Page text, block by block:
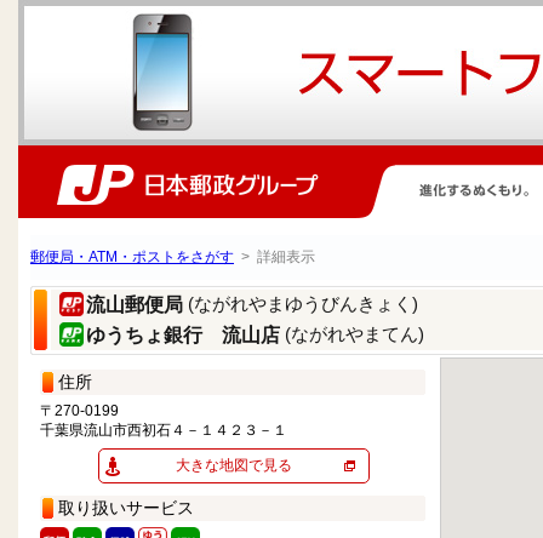
郵便局・ATM・ポストをさがす > 詳細表示
流山郵便局 (ながれやまゆうびんきょく)
ゆうちょ銀行 流山店 (ながれやまてん)
住所
〒270-0199
千葉県流山市西初石４－１４２３－１
大きな地図で見る
取り扱いサービス